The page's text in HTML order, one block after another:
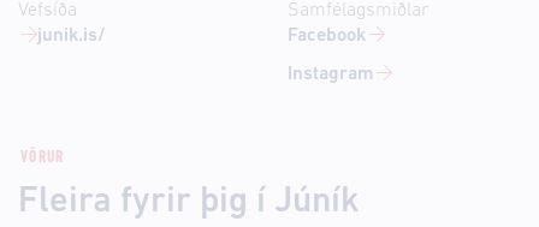
Vefsíða
junik.is/
Samfélagsmiðlar
Facebook
Instagram
VÖRUR
Fleira fyrir þig í Júník